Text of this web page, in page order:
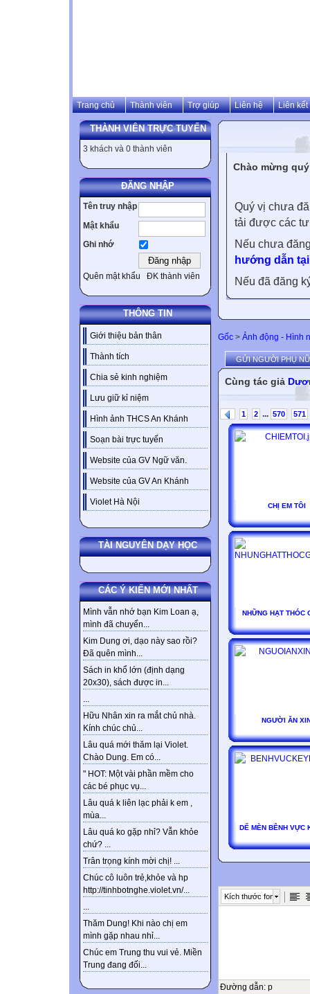
Trang chủ Thành viên Trợ giúp Liên hệ Liên kết
THÀNH VIÊN TRỰC TUYẾN
3 khách và 0 thành viên
ĐĂNG NHẬP
Tên truy nhập
Mật khẩu
Ghi nhớ
Quên mật khẩu ĐK thành viên
THÔNG TIN
Giới thiệu bản thân
Thành tích
Chia sẻ kinh nghiệm
Lưu giữ kỉ niệm
Hình ảnh THCS An Khánh
Soạn bài trực tuyến
Website của GV Ngữ văn.
Website của GV An Khánh
Violet Hà Nội
TÀI NGUYÊN DẠY HỌC
CÁC Ý KIẾN MỚI NHẤT
Mình vẫn nhớ bạn Kim Loan ạ,
mình đã chuyển...
Kim Dung ơi, dạo này sao rồi?
Đã quên mình...
Sách in khổ lớn (định dạng
20x30), sách được in...
...
Hữu Nhân xin ra mắt chủ nhà.
Kính chúc chủ...
Lâu quá mới thăm lại Violet.
Chào Dung. Em có...
" HOT: Một vài phần mềm cho
các bé phục vụ...
Lâu quá k liên lạc phải k em ,
mùa...
Lâu quá ko gặp nhỉ? Vẫn khỏe
chứ? ...
Trân trọng kính mời chị! ...
Chúc cô luôn trẻ,khỏe và hp
http://tinhbotnghe.violet.vn/...
...
Thăm Dung! Khi nào chị em
mình gặp nhau nhỉ...
Chúc em Trung thu vui vẻ. Miền
Trung đang đối...
Chào mừng
Quý vị chưa
tải được các
Nếu chưa
hướng dẫn
Nếu đã đăng
Gốc > Ảnh động - Hình
GỬI NGƯỜI PHỤ
Cùng tác giả
1 2 ... 570 571
CHỊ EM TÔI
NHỮNG HẠT THÓC
NGƯỜI ĂN
DẾ MÈN BÊNH VỰC
Kích thước font
Đường dẫn: p